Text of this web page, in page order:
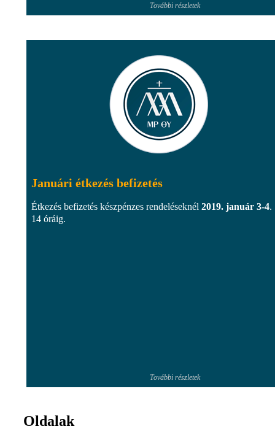
További részletek
Januári étkezés befizetés
Étkezés befizetés készpénzes rendeléseknél 2019. január 3-4.
14 óráig.
További részletek
Oldalak